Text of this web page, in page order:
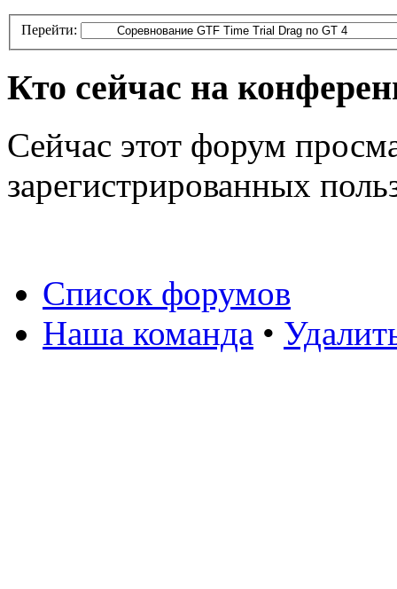
Перейти:
Кто сейчас на
Сейчас этот форум
зарегистрированных
Список форумов
Наша команда •